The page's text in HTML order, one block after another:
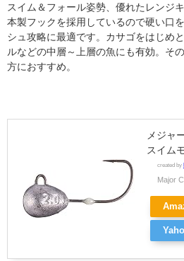
スイム＆フォール姿勢、優れたレンジ
本製フックを採用しているので硬い口
シュ攻略に最適です。カサゴをはじめ
ルなどの中層～上層の魚にも有効。そ
方におすすめ。
メジャ
スイム
created by
Major